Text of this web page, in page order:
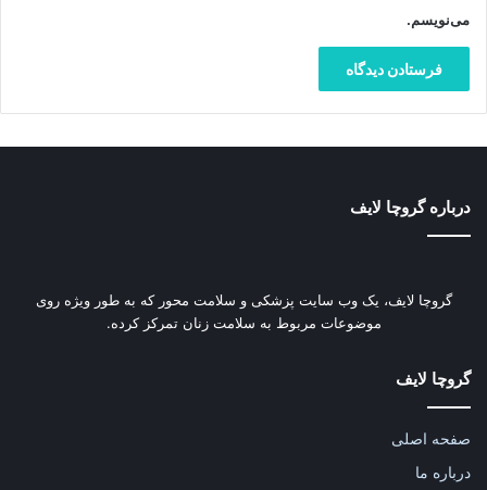
می‌نویسم.
درباره گروچا لایف
گروچا لایف، یک وب‌ سایت پزشکی و سلامت محور که به طور ویژه روی
موضوعات مربوط به سلامت زنان تمرکز کرده.
گروچا لایف
صفحه اصلی
درباره ما